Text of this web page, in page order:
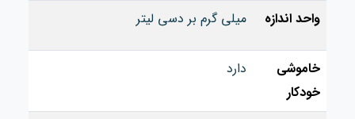
واحد اندازه میلی گرم بر دسی لیتر
خاموشی
خودکار
دارد